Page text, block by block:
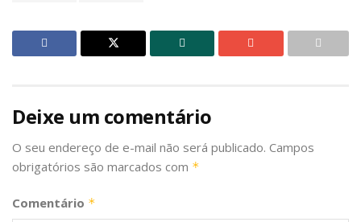
Deixe um comentário
O seu endereço de e-mail não será publicado. Campos
obrigatórios são marcados com *
Comentário *